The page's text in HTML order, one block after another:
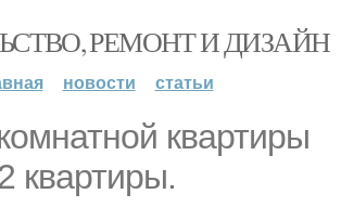
РЕМОНТ И ДИЗАЙН
новости статьи
квартиры
квартиры.